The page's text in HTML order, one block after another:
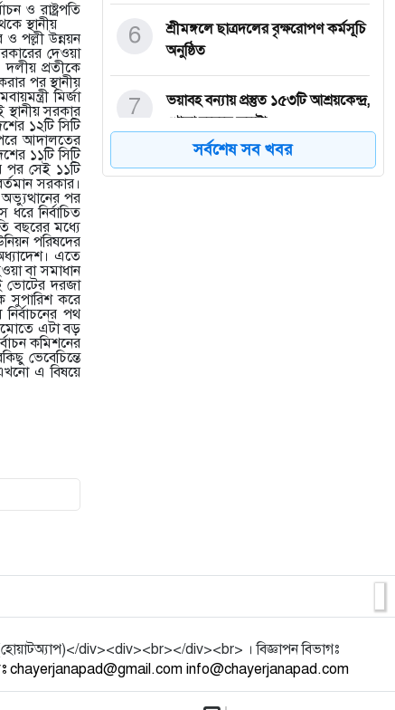
ও রাষ্ট্রপতি
স্থানীয়
ও পল্লী উন্নয়ন
দেওয়া
দলীয় প্রতীকে
পর স্থানীয়
মির্জা
সরকার
১২টি সিটি
আদালতের
১১টি সিটি
পর সেই ১১টি
সরকার।
পর
নির্বাচিত
বছরের মধ্যে
পরিষদের
এতে
বা সমাধান
ভোটের দরজা
সুপারিশ করে
পথ
এটা বড়
কমিশনের
ভেবেচিন্তে
এ বিষয়ে
শ্রীমঙ্গলে ছাত্রদলের বৃক্ষরোপণ কর্মসূচি
অনুষ্ঠিত
6
ভয়াবহ বন্যায় প্রস্তুত ১৫৩টি আশ্রয়কেন্দ্র,
খোলা হয়েছে কন্ট্রো
7
মৌলভীবাজার পৌরসভার ২০২৫-২৬
8
ইউনিয়নের প্রধান নির্বাচন কমিশনা
দাঁত ব্রাশ করছেন ঠিকই, কিন্তু ব্রাশই যদি
হয় জীবাণুবাহী?
15
সর্বশেষ সব খবর
div><div><br></div><br> । বিজ্ঞাপন বিভাগঃ
chayerjanapad@gmail.com info@chayerjanapad.com